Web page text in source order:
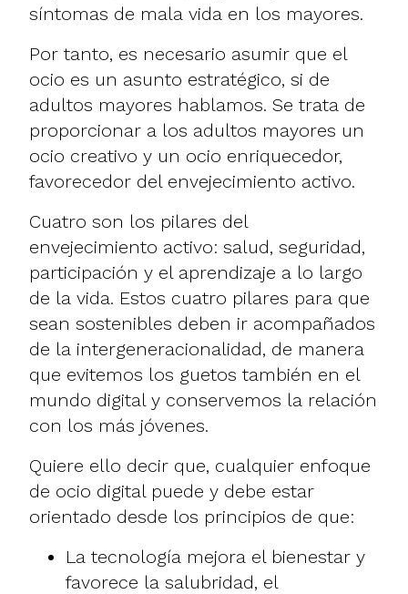
síntomas de mala vida en los mayores.
Por tanto, es necesario asumir que el
ocio es un asunto estratégico, si de
adultos mayores hablamos. Se trata de
proporcionar a los adultos mayores un
ocio creativo y un ocio enriquecedor,
favorecedor del envejecimiento activo.
Cuatro son los pilares del
envejecimiento activo: salud, seguridad,
participación y el aprendizaje a lo largo
de la vida. Estos cuatro pilares para que
sean sostenibles deben ir acompañados
de la intergeneracionalidad, de manera
que evitemos los guetos también en el
mundo digital y conservemos la relación
con los más jóvenes.
Quiere ello decir que, cualquier enfoque
de ocio digital puede y debe estar
orientado desde los principios de que:
La tecnología mejora el bienestar y
favorece la salubridad, el